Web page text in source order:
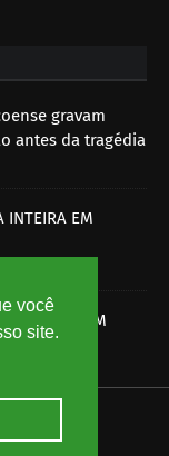
você
site.
gravam
antes da tragédia
INTEIRA EM
A BALA E PM